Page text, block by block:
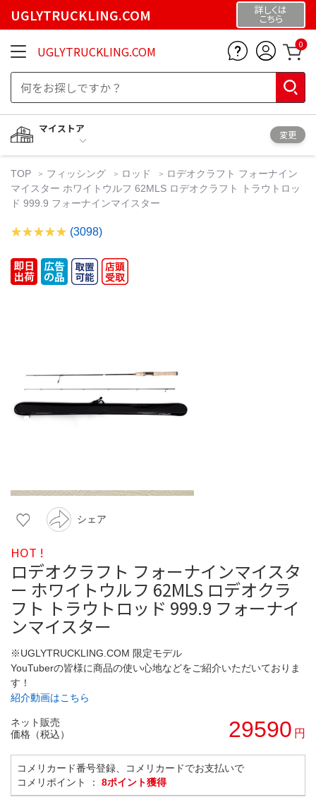
UGLYTRUCKLING.COM 詳しくは
こちら
UGLYTRUCKLING.COM 0
マイストア
変更
TOP フィッシング ロッド
ロデオクラフト フォーナイン
マイスター ホワイトウルフ 62MLS ロデオクラフト トラウトロッ
ド 999.9 フォーナインマイスター
(3098)
シェア
HOT !
ロデオクラフト フォーナインマイスタ
ー ホワイトウルフ 62MLS ロデオクラ
フト トラウトロッド 999.9 フォーナイ
ンマイスター
※UGLYTRUCKLING.COM 限定モデル
YouTuberの皆様に商品の使い心地などをご紹介いただいておりま
す！
紹介動画はこちら
ネット販売
価格（税込）
29590 円
コメリカード番号登録、コメリカードでお支払いで
コメリポイント ： 8ポイント獲得